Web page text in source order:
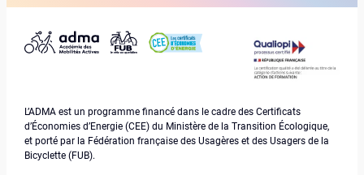
L’ADMA est un programme financé dans le cadre des Certificats
d’Économies d’Energie (CEE) du Ministère de la Transition Écologique,
et porté par la Fédération française des Usagères et des Usagers de la
Bicyclette (FUB).